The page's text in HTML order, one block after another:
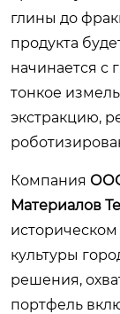
глины до
продукта
начинается с
тонкое
экстракцию,
Компания
Материалов
культуры
решения,
портфель